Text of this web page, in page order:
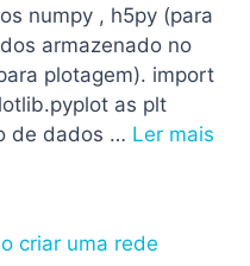
numpy , h5py (para
armazenado no
plotagem). import
as plt
de dados … Ler mais
criar uma rede